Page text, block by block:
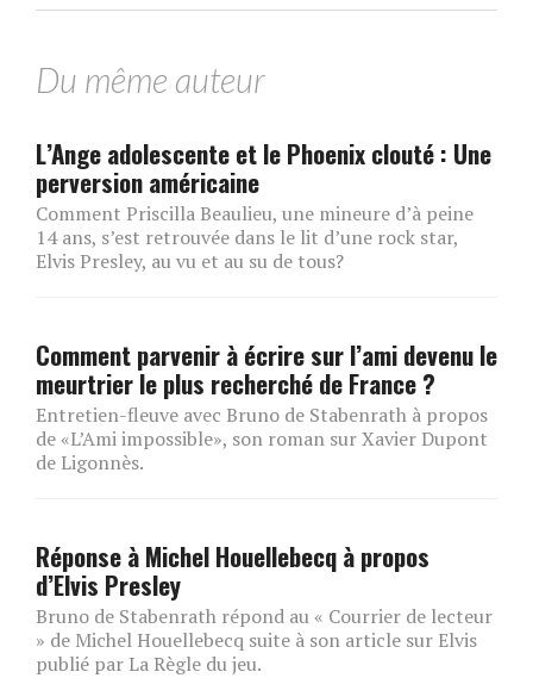
Du même auteur
L’Ange adolescente et le Phoenix clouté : Une
perversion américaine
Comment Priscilla Beaulieu, une mineure d’à peine
14 ans, s’est retrouvée dans le lit d’une rock star,
Elvis Presley, au vu et au su de tous?
Comment parvenir à écrire sur l’ami devenu le
meurtrier le plus recherché de France ?
Entretien-fleuve avec Bruno de Stabenrath à propos
de «L’Ami impossible», son roman sur Xavier Dupont
de Ligonnès.
Réponse à Michel Houellebecq à propos
d’Elvis Presley
Bruno de Stabenrath répond au « Courrier de lecteur
» de Michel Houellebecq suite à son article sur Elvis
publié par La Règle du jeu.